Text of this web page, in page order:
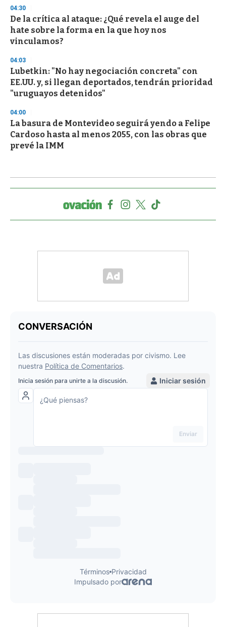
04:30
De la crítica al ataque: ¿Qué revela el auge del
hate sobre la forma en la que hoy nos
vinculamos?
04:03
Lubetkin: "No hay negociación concreta" con
EE.UU. y, si llegan deportados, tendrán prioridad
"uruguayos detenidos"
04:00
La basura de Montevideo seguirá yendo a Felipe
Cardoso hasta al menos 2055, con las obras que
prevé la IMM